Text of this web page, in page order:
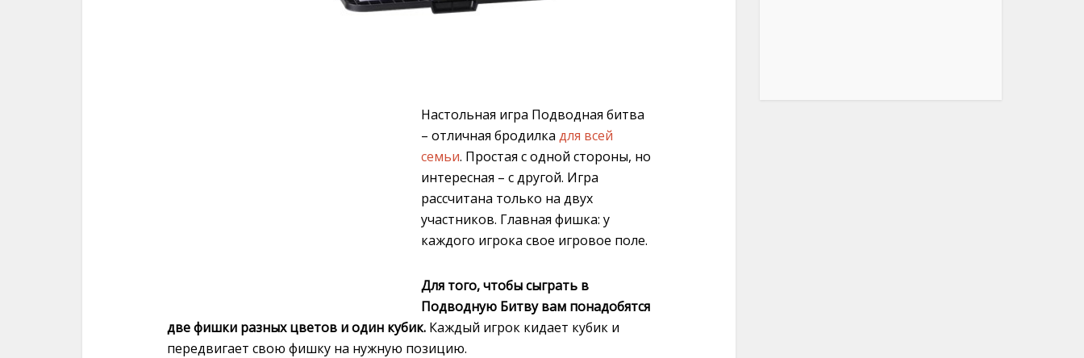
Настольная игра Подводная битва
– отличная бродилка для всей
семьи. Простая с одной стороны, но
интересная – с другой. Игра
рассчитана только на двух
участников. Главная фишка: у
каждого игрока свое игровое поле.
Для того, чтобы сыграть в
Подводную Битву вам понадобятся
две фишки разных цветов и один кубик. Каждый игрок кидает кубик и
передвигает свою фишку на нужную позицию.